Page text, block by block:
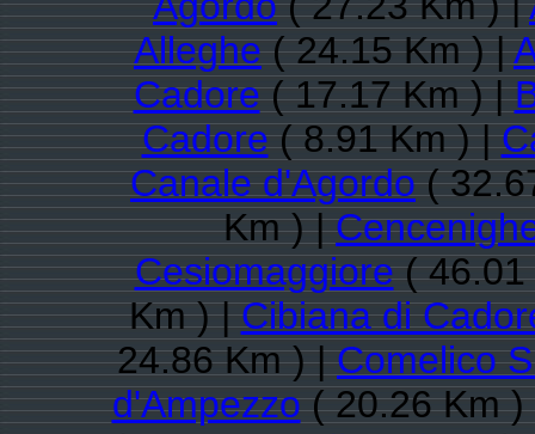
Alleghe( 24.15 Km ) |
Cadore( 17.17 Km ) |
Cadore( 8.91 Km ) |
Canale d'Agordo(
Km ) |
Cesiomaggiore(
Km ) |Cibiana di
24.86 Km ) |Comelico
d'Ampezzo( 20.26 Km